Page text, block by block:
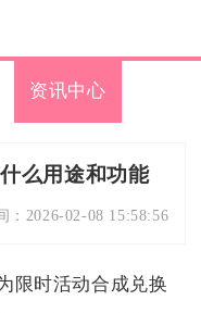
资讯中心
么用途和功能
： 2026-02-08 15:58:56
限时活动合成兑换